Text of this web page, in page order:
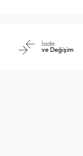
İade
ve Değişim